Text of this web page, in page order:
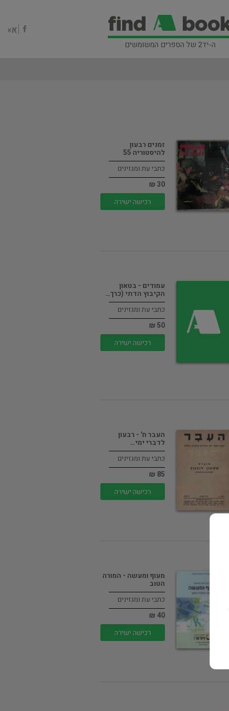
ה-יד2 של הספרים המשומשים
זמנים רבעון
להיסטוריה 55
כתבי עת ומגזינים
30 ₪
רכישה ישירה
עמודים - בטאון
הקיבוץ הדתי (כרך…
כתבי עת ומגזינים
50 ₪
רכישה ישירה
העבר ח' - רבעון
לדברי ימי…
כתבי עת ומגזינים
85 ₪
רכישה ישירה
מעוף ומעשה - המורה
הטוב
כתבי עת ומגזינים
40 ₪
רכישה ישירה